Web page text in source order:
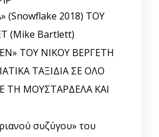
(Snowflake 2018) ΤΟΥ
(Mike Bartlett)
ΤΟΥ ΝΙΚΟΥ ΒΕΡΓΕΤΗ
ΤΑΞΙΔΙΑ ΣΕ ΟΛΟ
ΜΟΥΣΤΑΡΔΕΛΑ ΚΑΙ
συζύγου» του